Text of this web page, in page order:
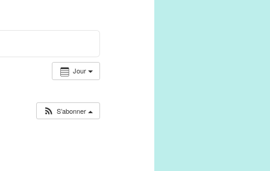
Jour
S’abonner